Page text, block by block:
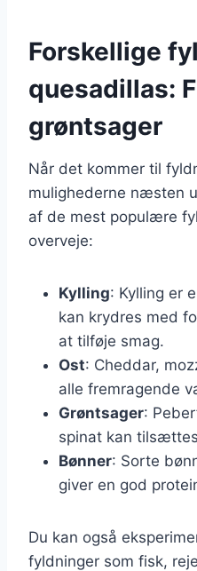
Forskellige
quesadillas:
grøntsager
Når det kommer til
mulighederne næsten
af de mest populære
overveje:
Kylling: Kylling er
kan krydres med
at tilføje smag.
Ost: Cheddar,
alle fremragende
Grøntsager:
spinat kan
Bønner: Sorte
giver en god
Du kan også
fyldninger som fisk,